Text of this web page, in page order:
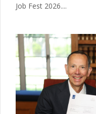
Job Fest 2026....